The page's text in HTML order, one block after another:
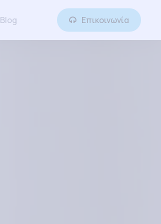
Blog Επικοινωνία